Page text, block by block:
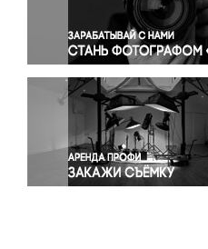
Правосудие
Происшествия и
Религия
Светская жизнь
Спорт
Экология
Экономика и бизнес